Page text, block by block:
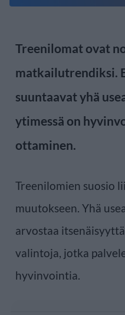
Treenilomat ovat
matkailutrendiksi.
suuntaavat yhä
ytimessä on
ottaminen.
Treenilomien suosio
muutokseen. Yhä
arvostaa
valintoja, jotka
hyvinvointia.